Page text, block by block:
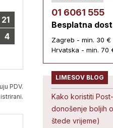
21
4
PDV.
01 6061 555
Besplatna
Zagreb - min. 30 €
Hrvatska - min. 70
LIMESOV BLOG
Kako koristiti
donošenje boljih
štede vrijeme)